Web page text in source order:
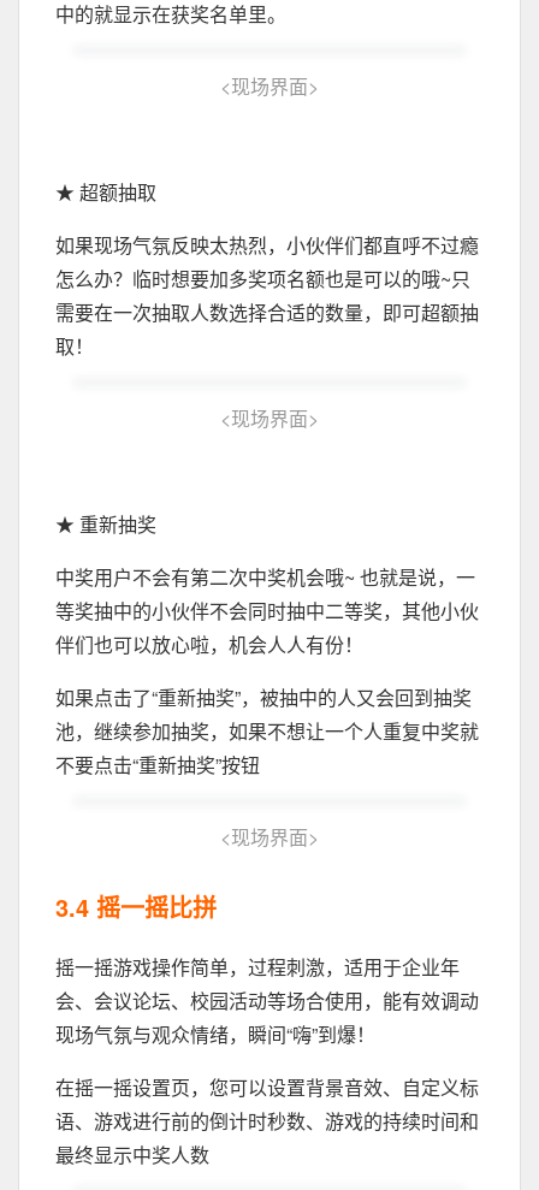
中的就显示在获奖名单里。
<现场界面>
★ 超额抽取
如果现场气氛反映太热烈，小伙伴们都直呼不过瘾
怎么办？临时想要加多奖项名额也是可以的哦~只
需要在一次抽取人数选择合适的数量，即可超额抽
取！
<现场界面>
★ 重新抽奖
中奖用户不会有第二次中奖机会哦~ 也就是说，一
等奖抽中的小伙伴不会同时抽中二等奖，其他小伙
伴们也可以放心啦，机会人人有份！
如果点击了“重新抽奖”，被抽中的人又会回到抽奖
池，继续参加抽奖，如果不想让一个人重复中奖就
不要点击“重新抽奖”按钮
<现场界面>
3.4 摇一摇比拼
摇一摇游戏操作简单，过程刺激，适用于企业年
会、会议论坛、校园活动等场合使用，能有效调动
现场气氛与观众情绪，瞬间“嗨”到爆！
在摇一摇设置页，您可以设置背景音效、自定义标
语、游戏进行前的倒计时秒数、游戏的持续时间和
最终显示中奖人数